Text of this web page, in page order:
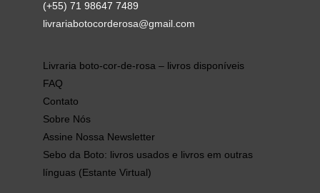
(+55) 71 98647 7489
livrariabotocorderosa@gmail.com
Livraria boto-cor-de-rosa – livros disponíveis
FAQ
Contato
Sobre Nós
Assine Nossa Newsletter
Sebo da Boto: livros usados e livros em outras
línguas (Estante Virtual)